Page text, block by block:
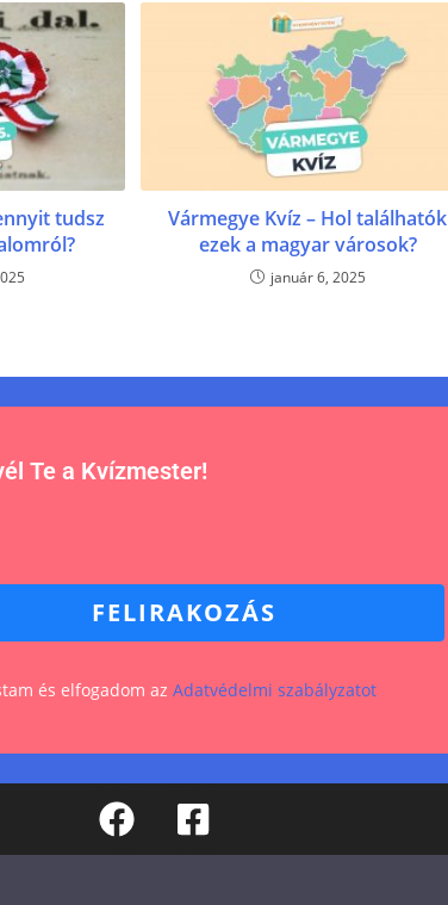
tudsz
Vármegye Kvíz – Hol találhatók
ezek a magyar városok?
január 6, 2025
Te a Kvízmester!
FELIRAKOZÁS
és elfogadom az Adatvédelmi szabályzatot